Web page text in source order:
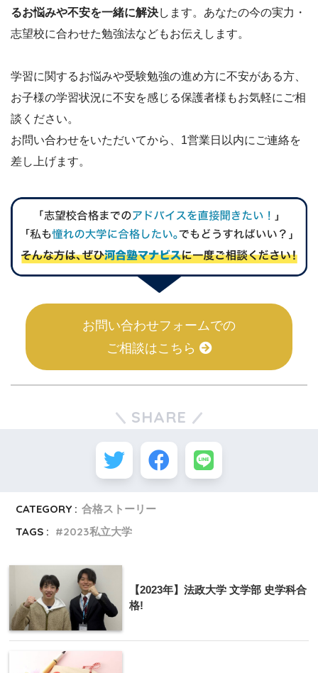
るお悩みや不安を一緒に解決します。あなたの今の実力・
志望校に合わせた勉強法などもお伝えします。
学習に関するお悩みや受験勉強の進め方に不安がある方、
お子様の学習状況に不安を感じる保護者様もお気軽にご相
談ください。
お問い合わせをいただいてから、1営業日以内にご連絡を
差し上げます。
お問い合わせフォームでの
ご相談はこちら
SHARE
CATEGORY : 合格ストーリー
TAGS :
2023私立大学
【2023年】法政大学 文学部 史学科合
格!